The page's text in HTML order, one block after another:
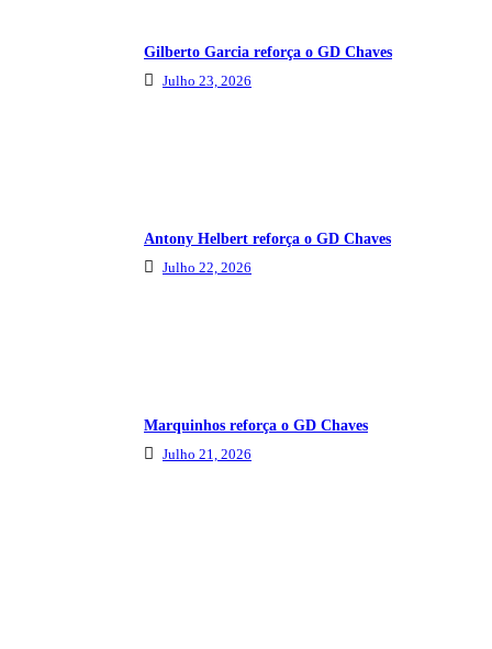
Gilberto Garcia reforça o GD Chaves
Julho 23, 2026
Antony Helbert reforça o GD Chaves
Julho 22, 2026
Marquinhos reforça o GD Chaves
Julho 21, 2026